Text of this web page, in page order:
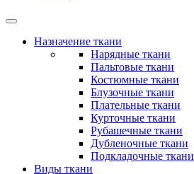
Назначение ткани
Нарядные ткани
Пальтовые ткани
Костюмные ткани
Блузочные ткани
Плательные ткани
Курточные ткани
Рубашечные ткани
Дубленочные ткани
Подкладочные ткани
Виды ткани